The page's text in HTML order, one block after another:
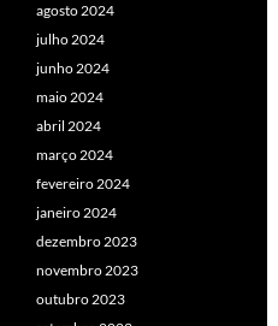
agosto 2024
julho 2024
junho 2024
maio 2024
abril 2024
março 2024
fevereiro 2024
janeiro 2024
dezembro 2023
novembro 2023
outubro 2023